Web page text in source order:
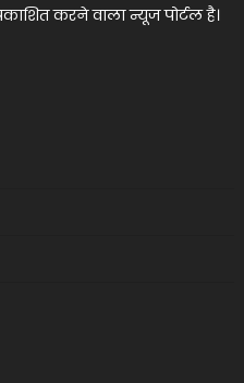
करने वाला न्यूज पोर्टल है।